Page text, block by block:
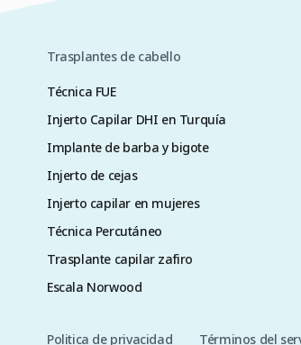
Trasplantes de cabello
Técnica FUE
Injerto Capilar DHI en Turquía
Implante de barba y bigote
Injerto de cejas
Injerto capilar en mujeres
Técnica Percutáneo
Trasplante capilar zafiro
Escala Norwood
Politica de privacidad Términos del